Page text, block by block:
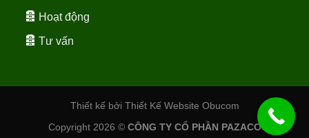
Hoạt động
Tư vấn
Thiết kế bởi Thiết Kế Website Obucom
Copyright 2026 © CÔNG TY CỔ PHẦN PAZACO